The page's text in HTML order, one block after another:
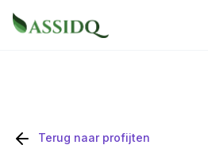
Terug naar profijten